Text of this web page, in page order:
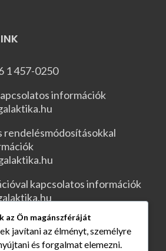
1 457-0250
információk
rendelésmódosításokkal
kapcsolatos információk
Ön magánszféráját
javítani az élményt, személyre
és forgalmat elemezni.